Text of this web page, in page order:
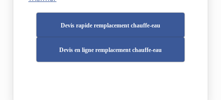
Devis rapide remplacement chauffe-eau
Devis en ligne remplacement chauffe-eau